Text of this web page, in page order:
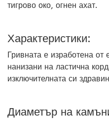
тигрово око, огнен ахат.
Характеристики:
Гривната е изработена от
нанизани на ластична
изключителната си
Диаметър на